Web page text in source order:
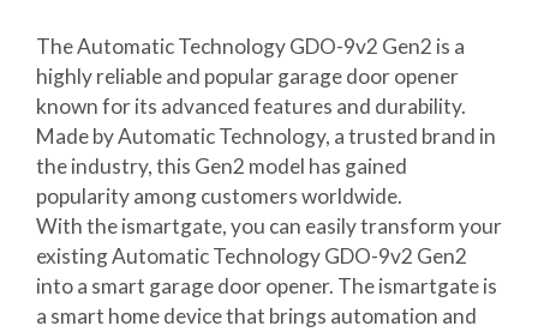
The Automatic Technology GDO-9v2 Gen2 is a
highly reliable and popular garage door opener
known for its advanced features and durability.
Made by Automatic Technology, a trusted brand in
the industry, this Gen2 model has gained
popularity among customers worldwide.
With the ismartgate, you can easily transform your
existing Automatic Technology GDO-9v2 Gen2
into a smart garage door opener. The ismartgate is
a smart home device that brings automation and